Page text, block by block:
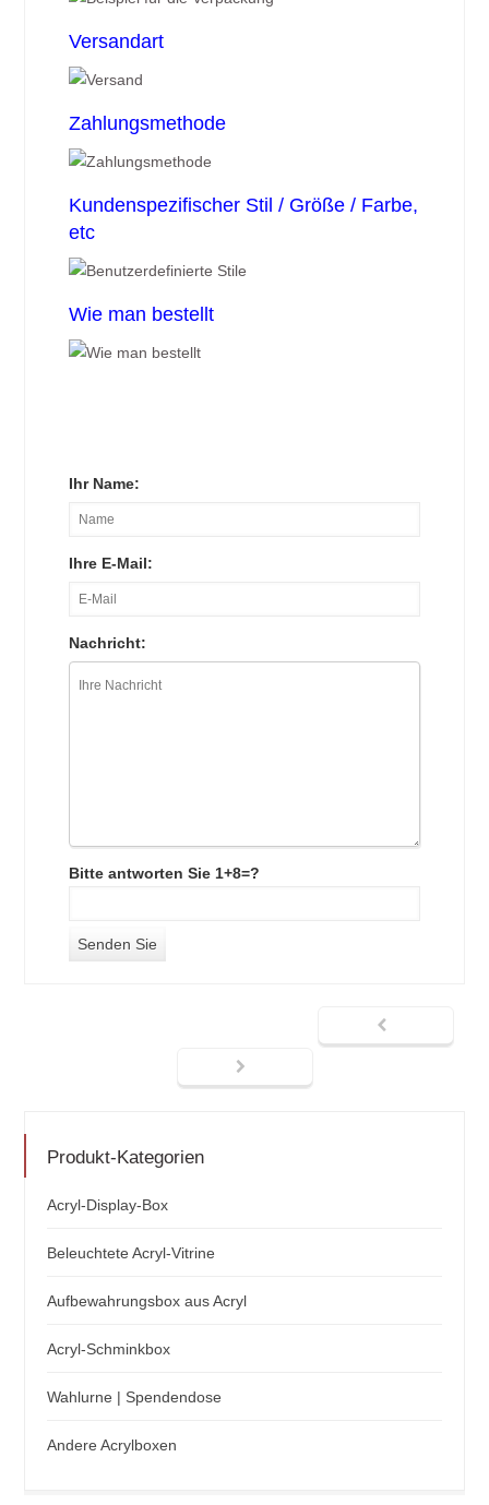
Versandart
Zahlungsmethode
Kundenspezifischer Stil / Größe / Farbe,
etc
Wie man bestellt
Ihr Name:
Ihre E-Mail:
Nachricht:
Bitte antworten Sie 1+8=?
Produkt-Kategorien
Acryl-Display-Box
Beleuchtete Acryl-Vitrine
Aufbewahrungsbox aus Acryl
Acryl-Schminkbox
Wahlurne | Spendendose
Andere Acrylboxen